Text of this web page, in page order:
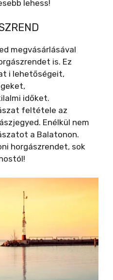
lehess!
megvásárlásával
is. Ez
i lehetőségeit,
időket.
feltétele az
Enélkül nem
a Balatonon.
horgászrendet, sok